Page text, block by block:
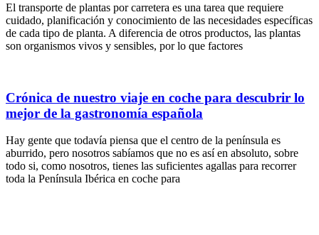
El transporte de plantas por carretera es una tarea que requiere
cuidado, planificación y conocimiento de las necesidades específicas
de cada tipo de planta. A diferencia de otros productos, las plantas
son organismos vivos y sensibles, por lo que factores
Crónica de nuestro viaje en coche para descubrir lo
mejor de la gastronomía española
Hay gente que todavía piensa que el centro de la península es
aburrido, pero nosotros sabíamos que no es así en absoluto, sobre
todo si, como nosotros, tienes las suficientes agallas para recorrer
toda la Península Ibérica en coche para